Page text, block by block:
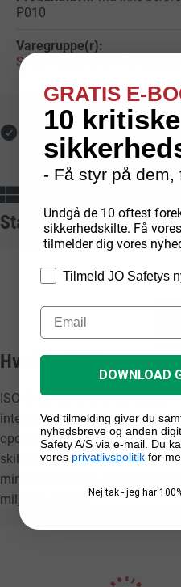
P010
Sikkerhedsskilte
Fri fragt med GLS
Ved online køb på over
1.000 kr.
Egenproducerede skilte fra
dansk fabrik
Standarder vi arbejder
Hvad er ISO?
ISO (International Organization
internationale organisation, der
opdatere standarder.
skiltning, der forstås af alle
mindsker risikoen for
miljøforurening.
GRATIS E-
10
- Få styr på dem,
Undgå de 10 oftest
sikkerhedskilte. Få
tilmelder dig vores
Tilmeld JO Safetys
DOWNLOAD
Ved tilmelding giver du
nyhedsbreve og anden
Safety A/S via e-mail. Du
vores privatlivspolitik for
Nej tak - jeg har